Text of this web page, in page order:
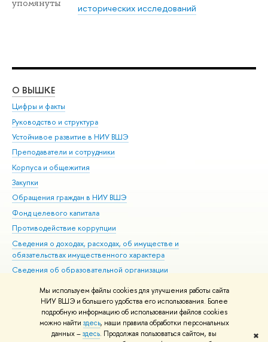
Мы используем файлы cookies для улучшения работы сайта
НИУ ВШЭ и большего удобства его использования. Более
подробную информацию об использовании файлов cookies
можно найти здесь, наши правила обработки персональных
данных –здесь. Продолжая пользоваться сайтом, вы
✖
упомянуты
исторических исследований
О ВЫШКЕ
Цифры и факты
Руководство и структура
Устойчивое развитие в НИУ ВШЭ
Преподаватели и сотрудники
Корпуса и общежития
Закупки
Обращения граждан в НИУ ВШЭ
Фонд целевого капитала
Противодействие коррупции
Сведения о доходах, расходах, об имуществе и
обязательствах имущественного характера
Сведения об образовательной организации
Людям с ограниченными возможностями здоровья
Единая платежная страница
Работа в Вышке